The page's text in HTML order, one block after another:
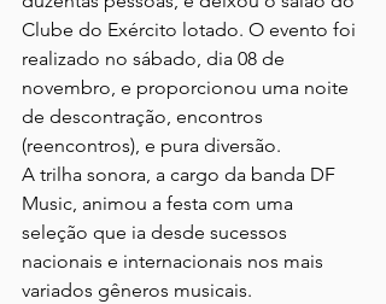
Clube do Exército lotado. O evento foi
realizado no sábado, dia 08 de
novembro, e proporcionou uma noite
de descontração, encontros
(reencontros), e pura diversão.
A trilha sonora, a cargo da banda DF
Music, animou a festa com uma
seleção que ia desde sucessos
nacionais e internacionais nos mais
variados gêneros musicais.